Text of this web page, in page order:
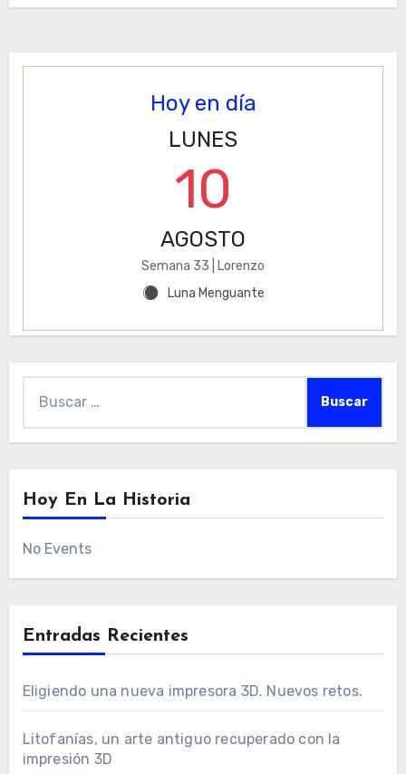
Hoy en día
LUNES
10
AGOSTO
Semana 33 | Lorenzo
Y Luna Menguante
Hoy En La Historia
No Events
Entradas Recientes
Eligiendo una nueva impresora 3D. Nuevos retos.
Litofanías, un arte antiguo recuperado con la
impresión 3D